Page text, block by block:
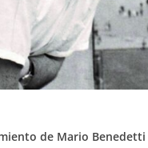
de Mario Benedetti